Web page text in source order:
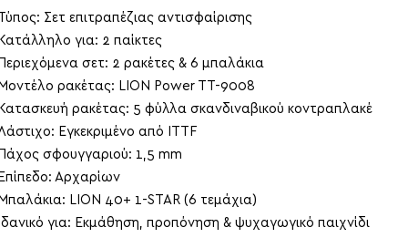
Σετ επιτραπέζιας αντισφαίρισης
Κατάλληλο για: 2 παίκτες
Περιεχόμενα σετ: 2 ρακέτες & 6 μπαλάκια
Μοντέλο ρακέτας: LION Power TT-9008
Κατασκευή ρακέτας: 5 φύλλα σκανδιναβικού κοντραπλακέ
Εγκεκριμένο από ITTF
Πάχος σφουγγαριού: 1,5 mm
Επίπεδο: Αρχαρίων
Μπαλάκια: LION 40+ 1-STAR (6 τεμάχια)
Ιδανικό για: Εκμάθηση, προπόνηση & ψυχαγωγικό παιχνίδι